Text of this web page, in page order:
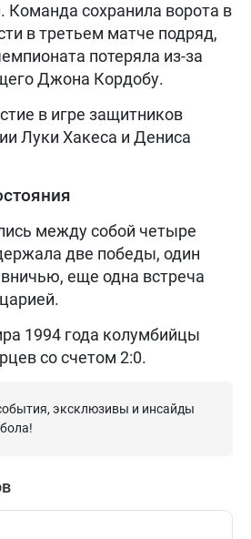
Команда сохранила ворота в
в третьем матче подряд,
потеряла из-за
Джона Кордобу.
в игре защитников
Луки Хакеса и Дениса
между собой четыре
две победы, один
еще одна встреча
1994 года колумбийцы
со счетом 2:0.
эксклюзивы и инсайды